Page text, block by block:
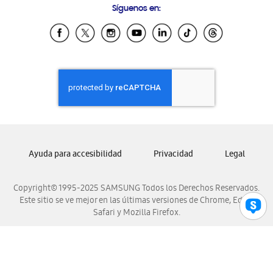
Samsung Ecuador
Samsung El Salvador
Samsung Honduras
Samsung Nicaragua
Samsung Panamá
Samsung Venezuela
Síguenos en:
Copyright© 1995-2025 SAMSUNG Todos los Derechos Reservados.
Este sitio se ve mejor en las últimas versiones de Chrome, Edge,
Safari y Mozilla Firefox.
Ayuda para accesibilidad Privacidad Legal